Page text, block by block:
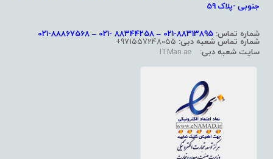
جنوبی -پلاک 59
شماره تماس: 88313895-021 – 88344258 -021 – 88867568-021
شماره تماس شعبه دبی:971557248055+
سایت شعبه دبی: ITMan.ae